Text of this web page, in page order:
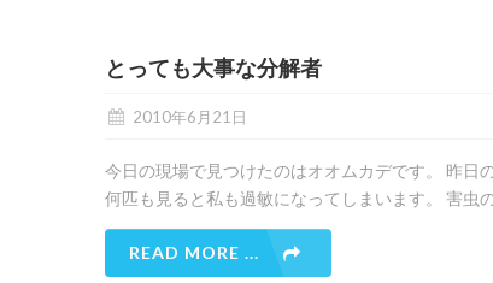
とっても大事な分解者
2010年6月21日
今日の現場で見つけたのはオオムカデです。 昨日
何匹も見ると私も過敏になってしまいます。 害虫
READ MORE ...